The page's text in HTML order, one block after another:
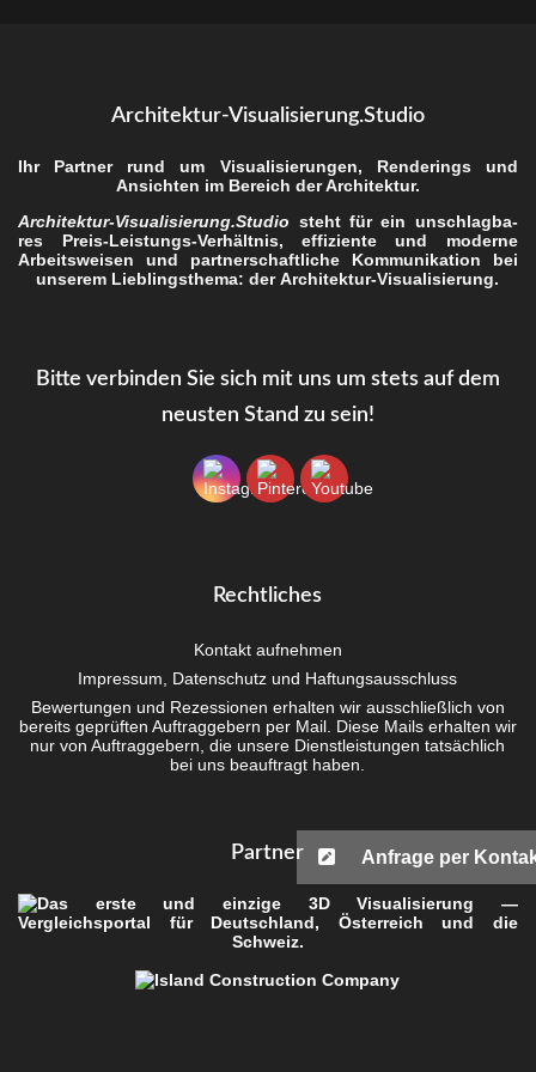
Architektur-Visualisierung.Studio
Ihr Part­ner rund um Visua­li­sie­run­gen, Ren­de­rings und
Ansich­ten im Bereich der Architektur.
Architektur-Visualisierung.Studio steht für ein unschlag­ba­
res Preis-Leis­tungs-Ver­hält­nis, effi­zi­en­te und moder­ne
Arbeits­wei­sen und part­ner­schaft­li­che Kom­mu­ni­ka­ti­on bei
unse­rem Lieb­lings­the­ma: derArchi­tek­tur-Visua­li­sie­rung.
Bit­te ver­bin­den Sie sich mit uns um stets auf dem
neus­ten Stand zu sein!
Recht­li­ches
Kon­takt aufnehmen
Impres­sum, Daten­schutz und Haftungsausschluss
Bewer­tun­gen und Rezes­sio­nen erhal­ten wir aus­schließ­lich von
bereits geprüf­ten Auf­trag­ge­bern per Mail. Die­se Mails erhal­ten wir
nur von Auf­trag­ge­bern, die unse­re Dienst­leis­tun­gen tat­säch­lich
bei uns beauf­tragt haben.
Part­ner Anfrage per